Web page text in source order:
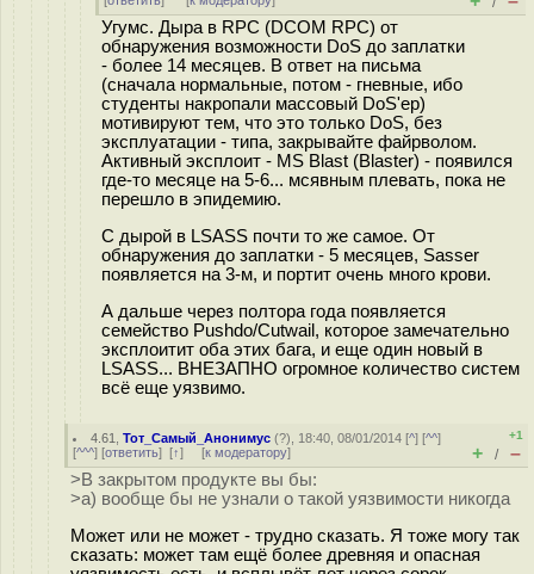
Угумс. Дыра в RPC (DCOM RPC) от
обнаружения возможности DoS до заплатки
- более 14 месяцев. В ответ на письма
(сначала нормальные, потом - гневные, ибо
студенты накропали массовый DoS'ер)
мотивируют тем, что это только DoS, без
эксплуатации - типа, закрывайте файрволом.
Активный эксплоит - MS Blast (Blaster) - появился
где-то месяце на 5-6... мсявным плевать, пока не
перешло в эпидемию.
С дырой в LSASS почти то же самое. От
обнаружения до заплатки - 5 месяцев, Sasser
появляется на 3-м, и портит очень много крови.
А дальше через полтора года появляется
семейство Pushdo/Cutwail, которое замечательно
эксплоитит оба этих бага, и еще один новый в
LSASS... ВНЕЗАПНО огромное количество систем
всё еще уязвимо.
4.61 ,Тот_Самый_Анонимус (?), 18:40, 08/01/2014 [^] [^^]
[^^^] [ответить] [↑] [к модератору]
+1
+ / –
>В закрытом продукте вы бы:
>а) вообще бы не узнали о такой уязвимости никогда
Может или не может - трудно сказать. Я тоже могу так
сказать: может там ещё более древняя и опасная